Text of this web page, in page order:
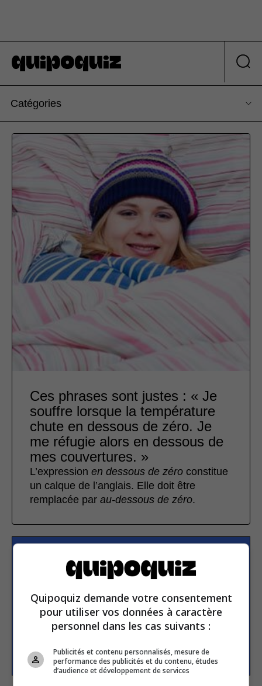
Catégories
Ces phrases sont justes : « Je
souffre lorsque la température
chute en dessous de zéro. Je
me réfugie alors en dessous de
mes couvertures. »
L’expression en dessous de zéro constitue
un calque de l’anglais. Elle doit être
remplacée par au-dessous de zéro.
S’inscrire à la newsletter
E-mail
S’INSCRIRE
Quipoquiz demande votre consentement
pour utiliser vos données à caractère
personnel dans les cas suivants :
Publicités et contenu personnalisés, mesure de
performance des publicités et du contenu, études
d’audience et développement de services